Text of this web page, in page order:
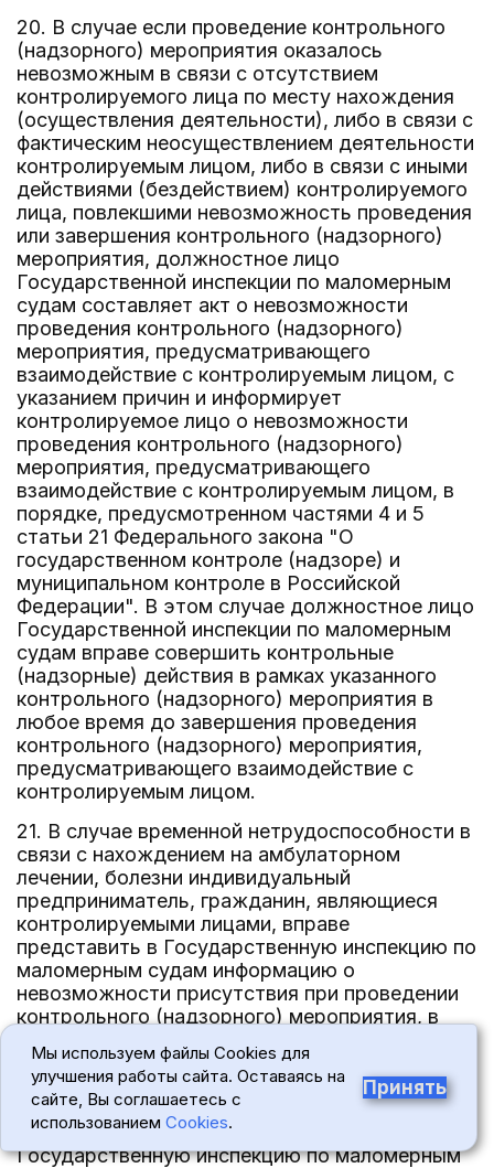
20. В случае если проведение контрольного
(надзорного) мероприятия оказалось
невозможным в связи с отсутствием
контролируемого лица по месту нахождения
(осуществления деятельности), либо в связи с
фактическим неосуществлением деятельности
контролируемым лицом, либо в связи с иными
действиями (бездействием) контролируемого
лица, повлекшими невозможность проведения
или завершения контрольного (надзорного)
мероприятия, должностное лицо
Государственной инспекции по маломерным
судам составляет акт о невозможности
проведения контрольного (надзорного)
мероприятия, предусматривающего
взаимодействие с контролируемым лицом, с
указанием причин и информирует
контролируемое лицо о невозможности
проведения контрольного (надзорного)
мероприятия, предусматривающего
взаимодействие с контролируемым лицом, в
порядке, предусмотренном частями 4 и 5
статьи 21 Федерального закона "О
государственном контроле (надзоре) и
муниципальном контроле в Российской
Федерации". В этом случае должностное лицо
Государственной инспекции по маломерным
судам вправе совершить контрольные
(надзорные) действия в рамках указанного
контрольного (надзорного) мероприятия в
любое время до завершения проведения
контрольного (надзорного) мероприятия,
предусматривающего взаимодействие с
контролируемым лицом.
21. В случае временной нетрудоспособности в
связи с нахождением на амбулаторном
лечении, болезни индивидуальный
предприниматель, гражданин, являющиеся
контролируемыми лицами, вправе
представить в Государственную инспекцию по
маломерным судам информацию о
невозможности присутствия при проведении
контрольного (надзорного) мероприятия, в
(надзорного) мероприятия переносится на
срок, необходимый для устранения
обстоятельства, послужившего поводом для
направления указанной информации в
Государственную инспекцию по маломерным
Мы используем файлы Cookies для
улучшения работы сайта. Оставаясь на
сайте, Вы соглашаетесь с
использованием Cookies.
Принять